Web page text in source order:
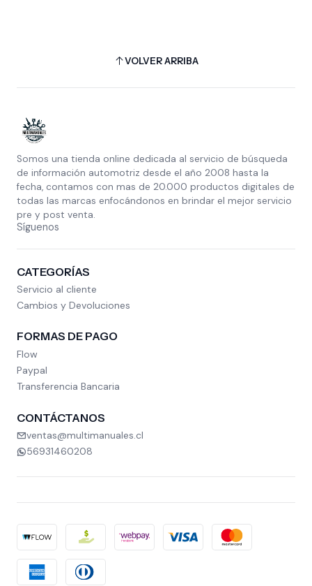
VOLVER ARRIBA
Somos una tienda online dedicada al servicio de búsqueda
de información automotriz desde el año 2008 hasta la
fecha, contamos con mas de 20.000 productos digitales de
todas las marcas enfocándonos en brindar el mejor servicio
pre y post venta.
Síguenos
CATEGORÍAS
Servicio al cliente
Cambios y Devoluciones
FORMAS DE PAGO
Flow
Paypal
Transferencia Bancaria
CONTÁCTANOS
ventas@multimanuales.cl
56931460208